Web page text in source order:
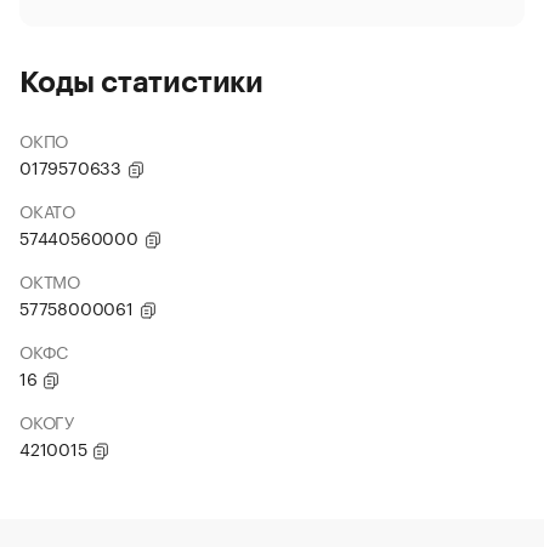
Коды статистики
ОКПО
0179570633
ОКАТО
57440560000
ОКТМО
57758000061
ОКФС
16
ОКОГУ
4210015